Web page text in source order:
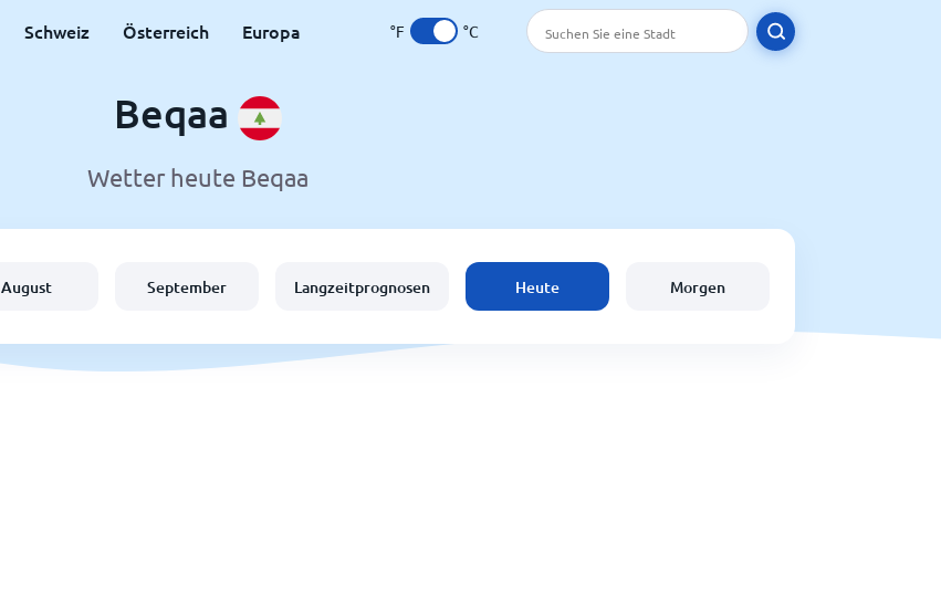
Schweiz Österreich Europa °F °C
Beqaa
Wetter heute Beqaa
August September Langzeitprognosen Heute Morgen